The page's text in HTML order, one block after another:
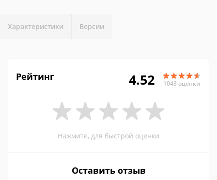
Характеристики Версии
Рейтинг 4.52 1043 оценки
Нажмите, для быстрой оценки
Оставить отзыв